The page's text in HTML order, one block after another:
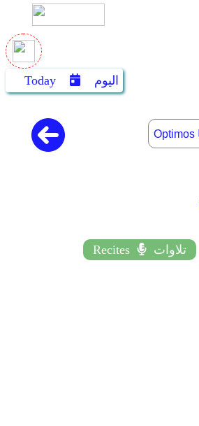
Today اليوم
Recites تلاوات